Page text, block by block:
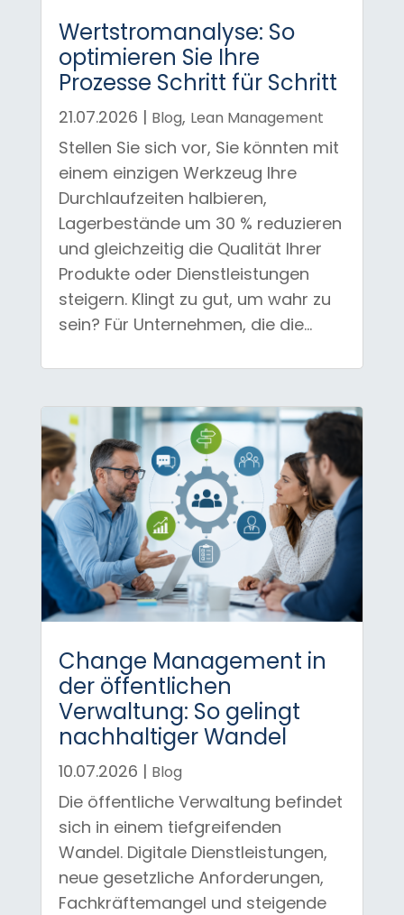
Wertstromanalyse: So
optimieren Sie Ihre
Prozesse Schritt für Schritt
21.07.2026 | Blog, Lean Management
Stellen Sie sich vor, Sie könnten mit
einem einzigen Werkzeug Ihre
Durchlaufzeiten halbieren,
Lagerbestände um 30 % reduzieren
und gleichzeitig die Qualität Ihrer
Produkte oder Dienstleistungen
steigern. Klingt zu gut, um wahr zu
sein? Für Unternehmen, die die...
Change Management in
der öffentlichen
Verwaltung: So gelingt
nachhaltiger Wandel
10.07.2026 | Blog
Die öffentliche Verwaltung befindet
sich in einem tiefgreifenden
Wandel. Digitale Dienstleistungen,
neue gesetzliche Anforderungen,
Fachkräftemangel und steigende